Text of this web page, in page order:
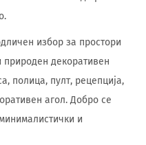
избор за простори
природен декоративен
полица, пулт, рецепција,
агол. Добро се
и